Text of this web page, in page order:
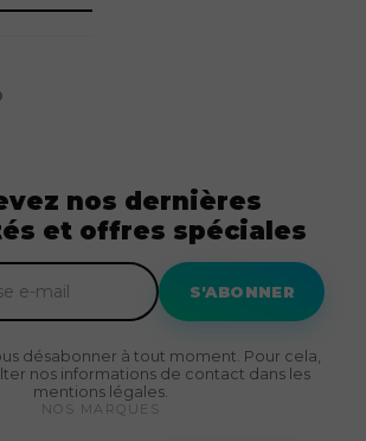
NOS MARQUES
nos dernières
et offres spéciales
S'ABONNER
désabonner à tout moment. Pour cela,
nos informations de contact dans les
mentions légales.